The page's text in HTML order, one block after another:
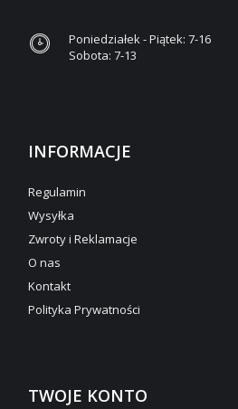
Poniedziałek - Piątek: 7-16
Sobota: 7-13
INFORMACJE
Regulamin
Wysyłka
Zwroty i Reklamacje
O nas
Kontakt
Polityka Prywatności
TWOJE KONTO